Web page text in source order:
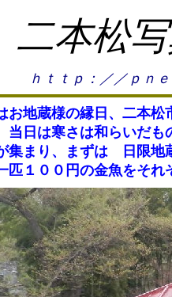
二本松
ｈｔｔｐ：／／ｐｎ
地蔵様の縁日、二本松
当日は寒さは和らいだ
集まり、まずは 日限
匹１００円の金魚をそ